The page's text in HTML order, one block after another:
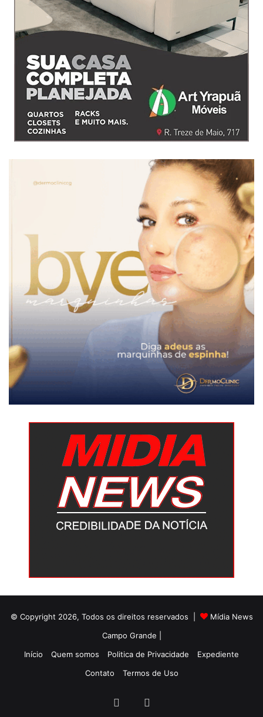
© Copyright 2026, Todos os direitos reservados |
Mídia News
Campo Grande |
Início
Quem somos Politica de Privacidade
Expediente
Contato
Termos de Uso
Facebook